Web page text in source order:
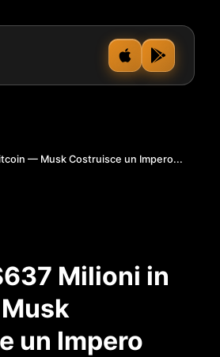
— Musk Costruisce un Impero...
Milioni in
un Impero